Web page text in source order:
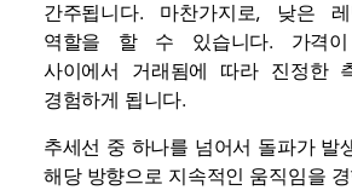
간주됩니다. 마찬가지로, 낮은
역할을 할 수 있습니다. 가격
사이에서 거래됨에 따라 진정한
경험하게 됩니다.
추세선 중 하나를 넘어서 돌파가 발
해당 방향으로 지속적인 움직임을